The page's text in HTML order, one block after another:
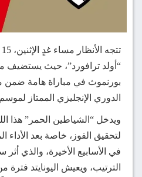
“أولد ترافورد”، حيث يستضيف
الدوري الإنجليزي الممتاز لموسم 2025/2026.
ويدخل “الشياطين الحمر” هذا
لتحقيق الفوز، خاصة بعد الأداء
في الأسابيع الأخيرة، والذي
الترتيب، ويعيش اليونايتد